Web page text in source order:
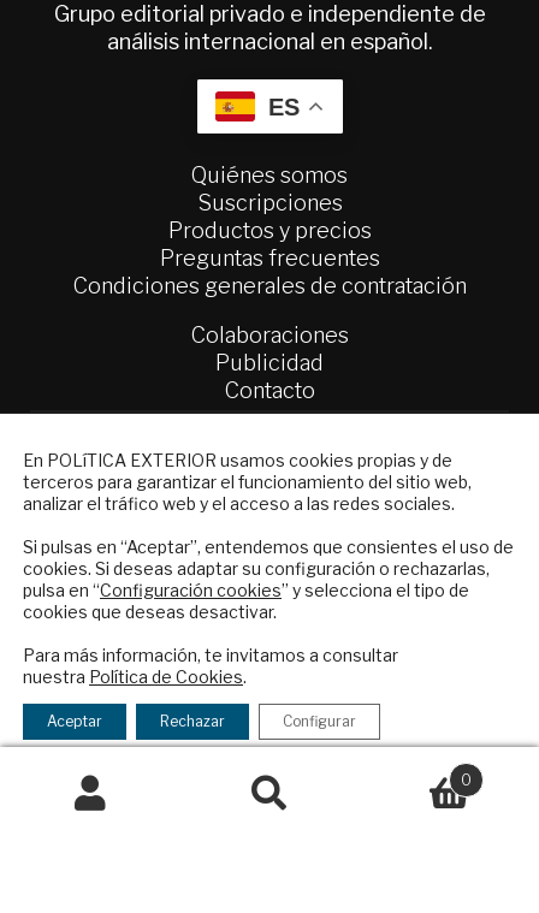
Grupo editorial privado e independiente de
análisis internacional en español.
ES
Quiénes somos
Suscripciones
Productos y precios
Preguntas frecuentes
Condiciones generales de contratación
Colaboraciones
Publicidad
Contacto
Informe Semanal de Política Exterior
Afkar/Ideas
© 2026 - Fundación Análisis de Política
Exterior. Todos los derechos reservadosAviso
Legal|Política de Privacidad y de Cookies
Buscar
0
Financiado por el Programa KIT Digital. Plan de
Recuperación, Transformación y Resiliencia de
Declaración de accesibilidad
En POLíTICA EXTERIOR usamos cookies propias y de
terceros para garantizar el funcionamiento del sitio web,
analizar el tráfico web y el acceso a las redes sociales.
Si pulsas en “Aceptar”, entendemos que consientes el uso de
cookies. Si deseas adaptar su configuración o rechazarlas,
pulsa en “Configuración cookies” y selecciona el tipo de
cookies que deseas desactivar.
Para más información, te invitamos a consultar
nuestra Política de Cookies.
Aceptar Rechazar Configurar
NEWSLETTER
Suscríbase a nuestro boletín electrónico y
reciba en su correo el mejor análisis
internacional en español.
Checkbox
acepto
la
política
de
política de privacidad